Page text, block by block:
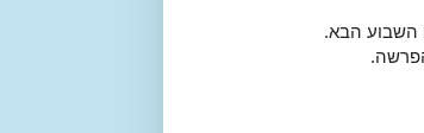
השבוע הבא.